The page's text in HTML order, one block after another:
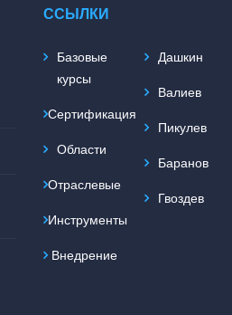
ССЫЛКИ
Базовые
курсы
Сертификация
Области
Отраслевые
Инструменты
Внедрение
Дашкин
Валиев
Пикулев
Баранов
Гвоздев